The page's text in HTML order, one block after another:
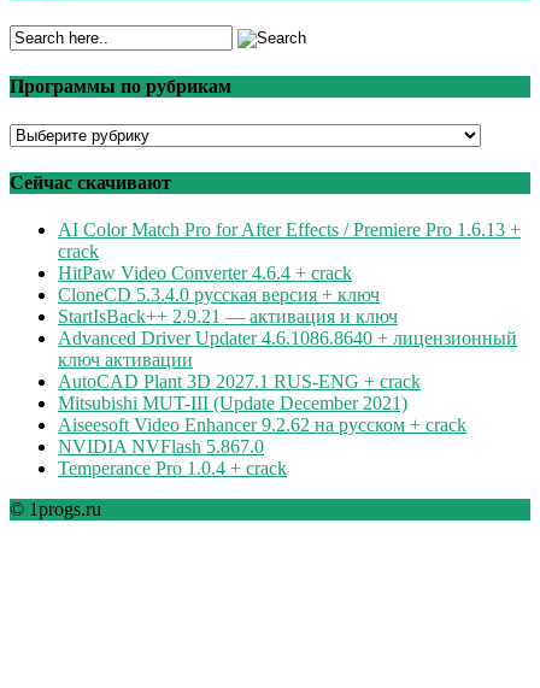
Программы по рубрикам
Программы
рубрикам
Сейчас скачивают
AI Color Match Pro for After Effects / Premiere Pro 1.6.13 +
crack
HitPaw Video Converter 4.6.4 + crack
CloneCD 5.3.4.0 русская версия + ключ
StartIsBack++ 2.9.21 — активация и ключ
Advanced Driver Updater 4.6.1086.8640 + лицензионный
ключ активации
AutoCAD Plant 3D 2027.1 RUS-ENG + crack
Mitsubishi MUT-III (Update December 2021)
Aiseesoft Video Enhancer 9.2.62 на русском + crack
NVIDIA NVFlash 5.867.0
Temperance Pro 1.0.4 + crack
© 1progs.ru